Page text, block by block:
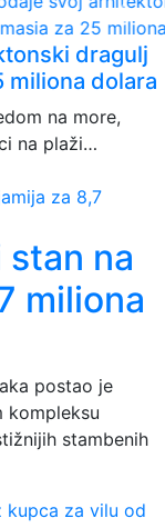
dragulj
miliona dolara
na more,
na plaži…
na
miliona
postao je
kompleksu
stambenih